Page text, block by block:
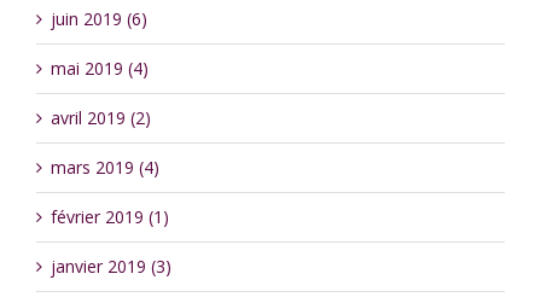
juin 2019 (6)
mai 2019 (4)
avril 2019 (2)
mars 2019 (4)
février 2019 (1)
janvier 2019 (3)